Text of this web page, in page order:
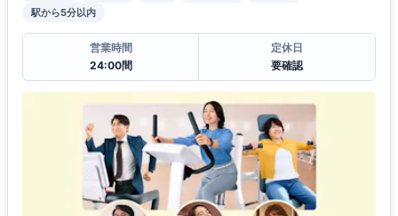
駅から5分以内
営業時間
24:00間
定休日
要確認